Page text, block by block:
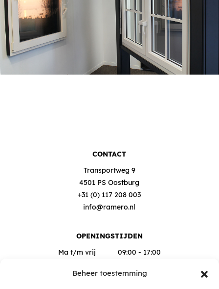
Beheer toestemming
CONTACT
Transportweg 9
4501 PS Oostburg
+31 (0) 117 208 003
info@ramero.nl
OPENINGSTIJDEN
Ma t/m vrij
09:00 - 17:00
Buiten deze tijden op afspraak